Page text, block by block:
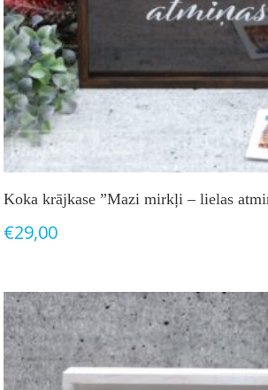
Koka krājkase ”Mazi mirkļi – lielas
€29,00